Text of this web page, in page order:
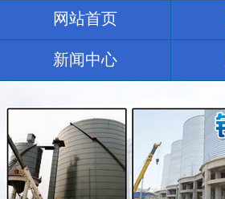
网站首页
新闻中心